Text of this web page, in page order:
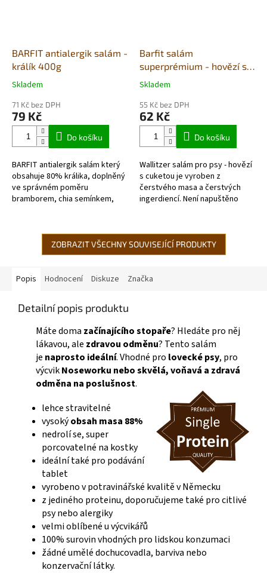
BARFIT antialergik salám -
králík 400g
Průměrné
produktu
je
hvězdiček.
Skladem
71 Kč bez DPH
79 Kč
Do košíku
BARFIT antialergik salám který
obsahuje 80% králika, doplněný
ve správném poměru
bramborem, chia semínkem,
kvasnicemi, mořskou řasou...
Barfit salám
superprémium - hovězí s
cuketou a rýží 400g
Průměrné
produktu
je
hvězdiček.
Skladem
55 Kč bez DPH
62 Kč
Do košíku
Wallitzer salám pro psy - hovězí
s cuketou je vyroben z
čerstvého masa a čerstvých
ingerdiencí. Není napuštěno
ZOBRAZIT VŠECHNY SOUVISEJÍCÍ PRODUKTY
Popis Hodnocení Diskuze Značka
Detailní popis produktu
Máte doma začínajícího stopaře? Hledáte pro něj
lákavou, ale zdravou odměnu? Tento salám
je naprosto ideální. Vhodné pro lovecké psy, pro
výcvikNoseworku nebo skvělá, voňavá a zdravá
odměna na poslušnost.
lehce stravitelné
vysokýobsah masa 88%
nedrolí se, super
porcovatelné na kostky
ideální také pro podávání
tablet
vyrobeno v potravinářské kvalitě v Německu
z jediného proteinu, doporučujeme také pro citlivé
psy nebo alergiky
velmi oblíbené u výcvikářů
100% surovin vhodných pro lidskou konzumaci
žádné umělé dochucovadla, barviva nebo
konzervační látky.